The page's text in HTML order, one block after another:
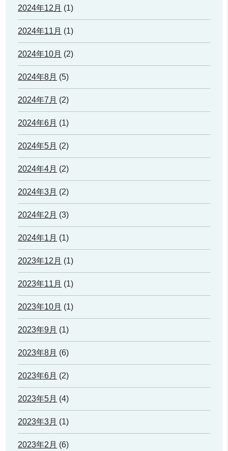
2024年12月 (1)
2024年11月 (1)
2024年10月 (2)
2024年8月 (5)
2024年7月 (2)
2024年6月 (1)
2024年5月 (2)
2024年4月 (2)
2024年3月 (2)
2024年2月 (3)
2024年1月 (1)
2023年12月 (1)
2023年11月 (1)
2023年10月 (1)
2023年9月 (1)
2023年8月 (6)
2023年6月 (2)
2023年5月 (4)
2023年3月 (1)
2023年2月 (6)